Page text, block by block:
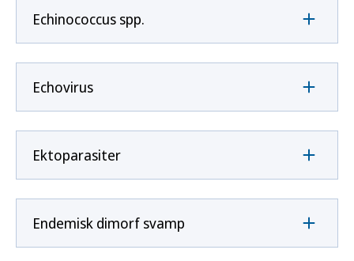
Echinococcus spp.
Echovirus
Ektoparasiter
Endemisk dimorf svamp